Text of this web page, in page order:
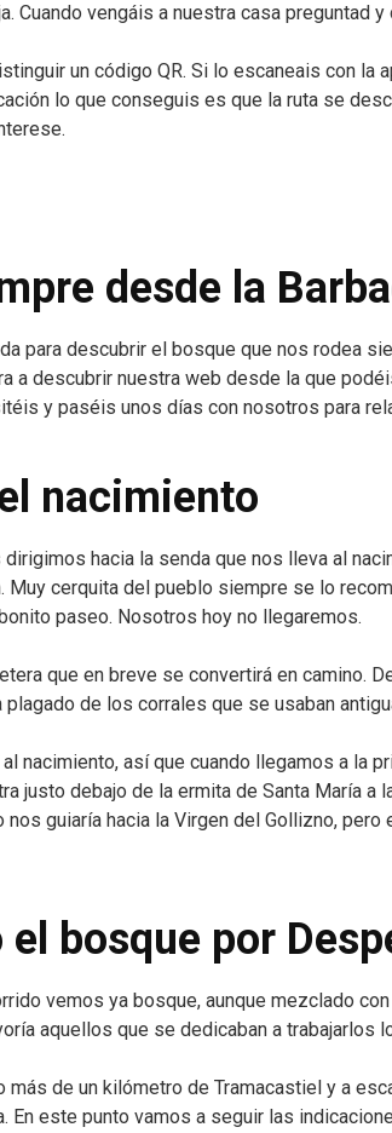
Cuando vengáis a nuestra casa preguntad
un código QR. Si lo escaneais con
lo que conseguis es que la ruta se
desde la
para descubrir el bosque que nos rodea
a descubrir nuestra web desde la que
y paséis unos días con nosotros para
nacimiento
hacia la senda que nos lleva al
Muy cerquita del pueblo siempre se lo
paseo. Nosotros hoy no llegaremos.
que en breve se convertirá en camino.
plagado de los corrales que se usaban
nacimiento, así que cuando llegamos a la
justo debajo de la ermita de Santa María a
nos guiaría hacia la Virgen del Gollizno,
el bosque por
vemos ya bosque, aunque mezclado
aquellos que se dedicaban a trabajarlos
más de un kilómetro de Tramacastiel y a
En este punto vamos a seguir las